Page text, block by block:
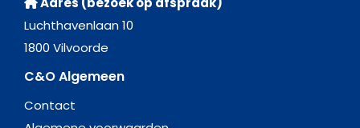
Luchthavenlaan 10
1800 Vilvoorde
C&O Algemeen
Contact